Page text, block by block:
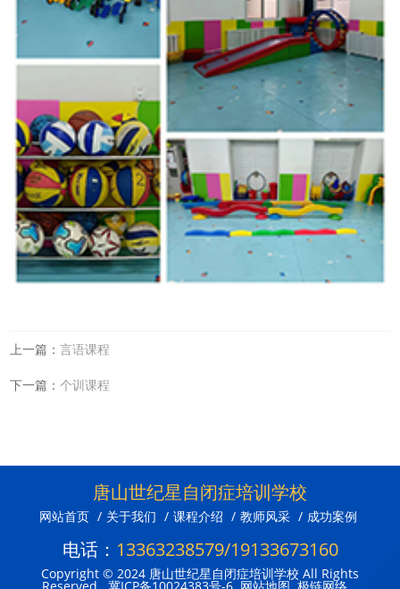
上一篇：言语课程
下一篇：个训课程
唐山世纪星自闭症培训学校
网站首页 / 关于我们 / 课程介绍 / 教师风采 / 成功案例
电话： 13363238579/19133673160
Copyright © 2024 唐山世纪星自闭症培训学校 All Rights
Reserved. 冀ICP备10024383号-6 网站地图 极链网络